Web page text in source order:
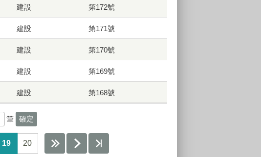
建設 第172號
建設 第171號
建設 第170號
建設 第169號
建設 第168號
筆
19 20